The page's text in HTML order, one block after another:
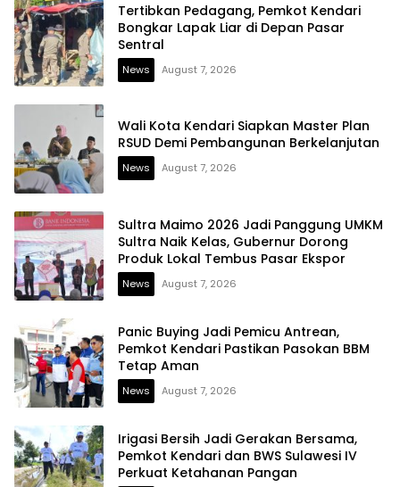
Tertibkan Pedagang, Pemkot Kendari
Bongkar Lapak Liar di Depan Pasar
Sentral
News August 7, 2026
Wali Kota Kendari Siapkan Master Plan
RSUD Demi Pembangunan Berkelanjutan
News August 7, 2026
Sultra Maimo 2026 Jadi Panggung UMKM
Sultra Naik Kelas, Gubernur Dorong
Produk Lokal Tembus Pasar Ekspor
News August 7, 2026
Panic Buying Jadi Pemicu Antrean,
Pemkot Kendari Pastikan Pasokan BBM
Tetap Aman
News August 7, 2026
Irigasi Bersih Jadi Gerakan Bersama,
Pemkot Kendari dan BWS Sulawesi IV
Perkuat Ketahanan Pangan